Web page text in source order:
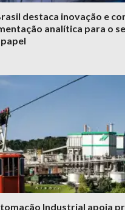
destaca inovação e
analítica para o
Industrial apoia